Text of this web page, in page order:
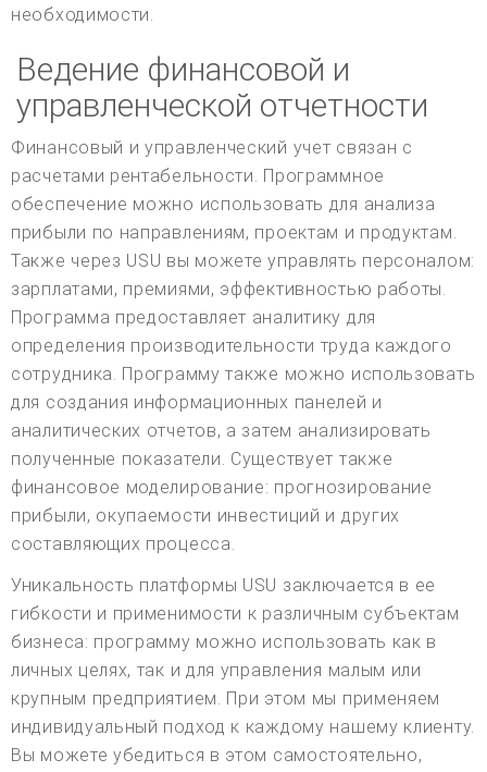
необходимости.
Ведение финансовой и
управленческой отчетности
Финансовый и управленческий учет связан с
расчетами рентабельности. Программное
обеспечение можно использовать для анализа
прибыли по направлениям, проектам и продуктам.
Также через USU вы можете управлять персоналом:
зарплатами, премиями, эффективностью работы.
Программа предоставляет аналитику для
определения производительности труда каждого
сотрудника. Программу также можно использовать
для создания информационных панелей и
аналитических отчетов, а затем анализировать
полученные показатели. Существует также
финансовое моделирование: прогнозирование
прибыли, окупаемости инвестиций и других
составляющих процесса.
Уникальность платформы USU заключается в ее
гибкости и применимости к различным субъектам
бизнеса: программу можно использовать как в
личных целях, так и для управления малым или
крупным предприятием. При этом мы применяем
индивидуальный подход к каждому нашему клиенту.
Вы можете убедиться в этом самостоятельно,